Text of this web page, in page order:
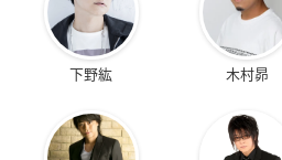
下野紘 木村昴